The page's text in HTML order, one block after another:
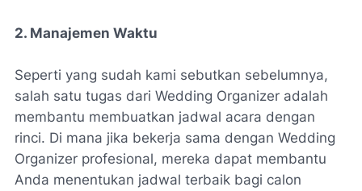
2. Manajemen Waktu
Seperti yang sudah kami sebutkan sebelumnya,
salah satu tugas dari Wedding Organizer adalah
membantu membuatkan jadwal acara dengan
rinci. Di mana jika bekerja sama dengan Wedding
Organizer profesional, mereka dapat membantu
Anda menentukan jadwal terbaik bagi calon